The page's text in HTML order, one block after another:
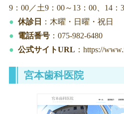
9：00／土9：00～13：00、14：
休診日
：木曜・日曜・祝日
電話番号 ：075-982-6480
公式サイトURL ：https://
宮本歯科医院